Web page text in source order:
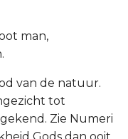
man,
van de natuur.
tot
Zie Numeri